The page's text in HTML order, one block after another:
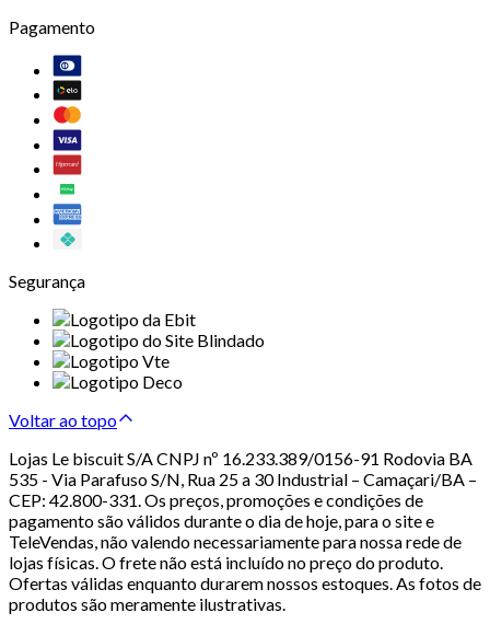
Pagamento
Segurança
Voltar ao topo
Lojas Le biscuit S/A CNPJ nº 16.233.389/0156-91 Rodovia BA
535 - Via Parafuso S/N, Rua 25 a 30 Industrial – Camaçari/BA –
CEP: 42.800-331. Os preços, promoções e condições de
pagamento são válidos durante o dia de hoje, para o site e
TeleVendas, não valendo necessariamente para nossa rede de
lojas físicas. O frete não está incluído no preço do produto.
Ofertas válidas enquanto durarem nossos estoques. As fotos de
produtos são meramente ilustrativas.